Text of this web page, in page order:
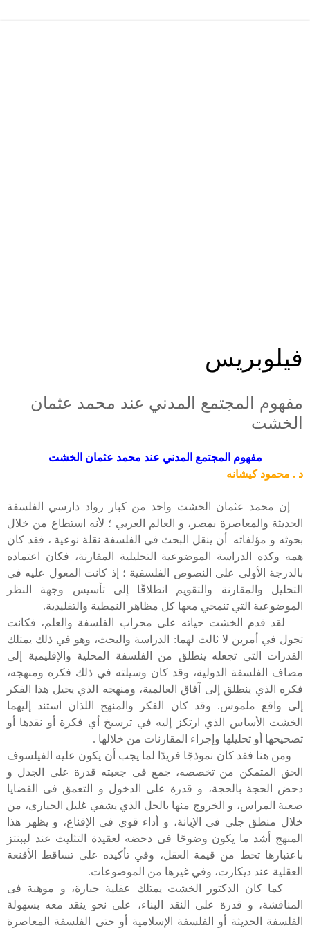
فيلوبريس
مفهوم المجتمع المدني عند محمد عثمان
الخشت
مفهوم المجتمع المدني عند محمد عثمان الخشت
د . محمود كيشانه
إن محمد عثمان الخشت واحد من كبار رواد دارسي الفلسفة
الحديثة والمعاصرة بمصر، و العالم العربي ؛ لأنه استطاع من خلال
بحوثه و مؤلفاته أن ينقل البحث في الفلسفة نقلة نوعية ، فقد كان
همه وكده الدراسة الموضوعية التحليلية المقارنة، فكان اعتماده
بالدرجة الأولى على النصوص الفلسفية ؛ إذ كانت المعول عليه في
التحليل والمقارنة والتقويم انطلاقًا إلى تأسيس وجهة النظر
الموضوعية التي تنمحي معها كل مظاهر النمطية والتقليدية.
لقد قدم الخشت حياته على محراب الفلسفة والعلم، فكانت
تجول في أمرين لا ثالث لهما: الدراسة والبحث، وهو في ذلك يمتلك
القدرات التي تجعله ينطلق من الفلسفة المحلية والإقليمية إلى
مصاف الفلسفة الدولية، وقد كان وسيلته في ذلك فكره ومنهجه،
فكره الذي ينطلق إلى آفاق العالمية، ومنهجه الذي يحيل هذا الفكر
إلى واقع ملموس. وقد كان الفكر والمنهج اللذان استند إليهما
الخشت الأساس الذي ارتكز إليه في ترسيخ أي فكرة أو نقدها أو
تصحيحها أو تحليلها وإجراء المقارنات من خلالها .
ومن هنا فقد كان نموذجًا فريدًا لما يجب أن يكون عليه الفيلسوف
الحق المتمكن من تخصصه، جمع فى جعبته قدرة على الجدل و
دحض الحجة بالحجة، و قدرة على الدخول و التعمق فى القضايا
صعبة المراس، و الخروج منها بالحل الذي يشفي غليل الحيارى، من
خلال منطق جلي فى الإبانة، و أداء قوي فى الإقناع، و يظهر هذا
المنهج أشد ما يكون وضوحًا فى دحضه لعقيدة التثليث عند ليبنتز
باعتبارها تحط من قيمة العقل، وفي تأكيده على تساقط الأقنعة
العقلية عند ديكارت، وفي غيرها من الموضوعات.
كما كان الدكتور الخشت يمتلك عقلية جبارة، و موهبة فى
المناقشة، و قدرة على النقد البناء، على نحو ينقد معه بسهولة
الفلسفة الحديثة أو الفلسفة الإسلامية أو حتى الفلسفة المعاصرة